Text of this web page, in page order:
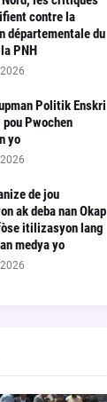
contre la
départementale du
PNH
Politik Enskri
pou Pwochen
yo
de jou
ak deba nan Okap
itilizasyon lang
medya yo